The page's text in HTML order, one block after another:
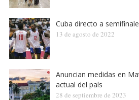
Cuba directo a
13 de agosto de 2022
Anuncian medidas en
actual del país
28 de septiembre de 2023